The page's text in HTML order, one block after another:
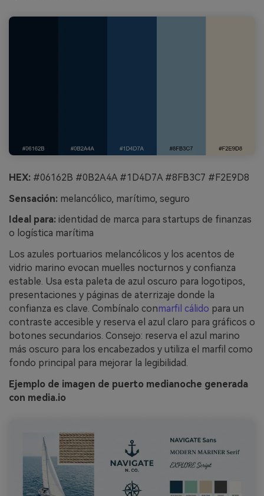
HEX: #06162B #0B2A4A #1D4D7A #8FB3C7 #F2E9D8
Sensación: melancólico, marítimo, seguro
Ideal para: identidad de marca para startups de finanzas
o logística marítima
Los azules portuarios melancólicos y los acentos de
vidrio marino evocan muelles nocturnos y confianza
estable. Usa esta paleta de azul oscuro para logotipos,
presentaciones y páginas de aterrizaje donde la
confianza es clave. Combínalo conmarfil cálido para un
contraste accesible y reserva el azul claro para gráficos o
botones secundarios. Consejo: reserva el azul marino
más oscuro para los encabezados y utiliza el marfil como
fondo principal para mejorar la legibilidad.
Ejemplo de imagen de puerto medianoche generada
con media.io